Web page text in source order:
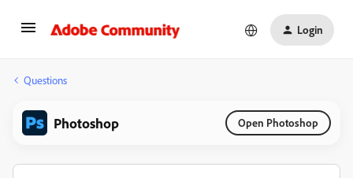
Login
Questions
Photoshop Open Photoshop